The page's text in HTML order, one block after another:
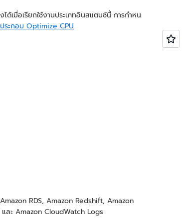
เมื่อเรียกใช้งานประเภทอินสแตนซ์นี้ การกำหน
ระกอบ Optimize CPU
RDS, Amazon Redshift, Amazon
ละ Amazon CloudWatch Logs